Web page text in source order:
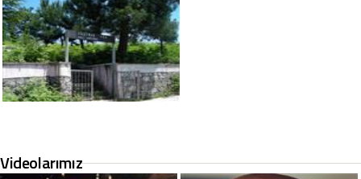
Videolarımız